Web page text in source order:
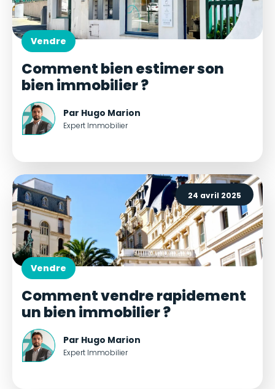
Vendre
Comment bien estimer son
bien immobilier ?
Par Hugo Marion
Expert Immobilier
24 avril 2025
Vendre
Comment vendre rapidement
un bien immobilier ?
Par Hugo Marion
Expert Immobilier